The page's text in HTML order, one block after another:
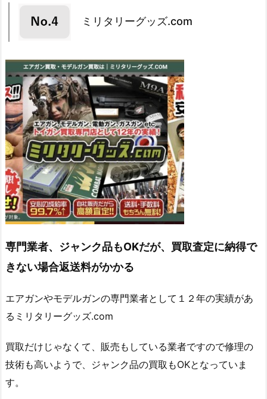
ミリタリーグッズ.com
専門業者、ジャンク品もOKだが、買取査定に納得で
きない場合返送料がかかる
エアガンやモデルガンの専門業者として１２年の実績があ
るミリタリーグッズ.com
買取だけじゃなくて、販売もしている業者ですので修理の
技術も高いようで、ジャンク品の買取もOKとなっていま
す。